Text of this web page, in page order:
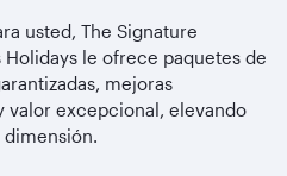
usted, The Signature
le ofrece paquetes de
mejoras
valor excepcional, elevando
dimensión.